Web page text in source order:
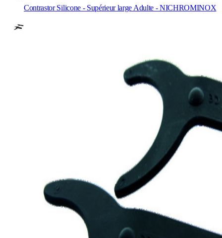
Contrastor Silicone - Supérieur large Adulte - NICHROMINOX